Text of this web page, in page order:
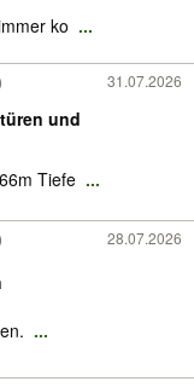
ko ...
31.07.2026
und
Tiefe ...
28.07.2026
...